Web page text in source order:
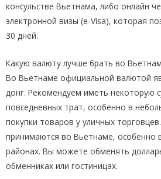
консульстве Вьетнама, либо онлайн
электронной визы (e-Visa), которая
30 дней.
Какую валюту лучше брать во
Во Вьетнаме официальной валютой
донг. Рекомендуем иметь некоторую
повседневных трат, особенно в
покупки товаров у уличных
принимаются во Вьетнаме, особенно
районах. Вы можете обменять
обменниках или гостиницах.